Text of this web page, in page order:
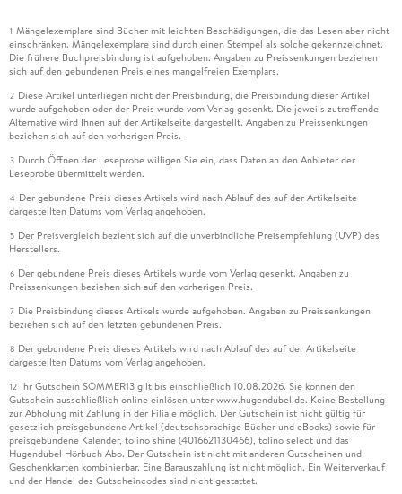
1 Mängelexemplare sind Bücher mit leichten Beschädigungen, die das Lesen aber nicht
einschränken. Mängelexemplare sind durch einen Stempel als solche gekennzeichnet.
Die frühere Buchpreisbindung ist aufgehoben. Angaben zu Preissenkungen beziehen
sich auf den gebundenen Preis eines mangelfreien Exemplars.
2 Diese Artikel unterliegen nicht der Preisbindung, die Preisbindung dieser Artikel
wurde aufgehoben oder der Preis wurde vom Verlag gesenkt. Die jeweils zutreffende
Alternative wird Ihnen auf der Artikelseite dargestellt. Angaben zu Preissenkungen
beziehen sich auf den vorherigen Preis.
3 Durch Öffnen der Leseprobe willigen Sie ein, dass Daten an den Anbieter der
Leseprobe übermittelt werden.
4 Der gebundene Preis dieses Artikels wird nach Ablauf des auf der Artikelseite
dargestellten Datums vom Verlag angehoben.
5 Der Preisvergleich bezieht sich auf die unverbindliche Preisempfehlung (UVP) des
Herstellers.
6 Der gebundene Preis dieses Artikels wurde vom Verlag gesenkt. Angaben zu
Preissenkungen beziehen sich auf den vorherigen Preis.
7 Die Preisbindung dieses Artikels wurde aufgehoben. Angaben zu Preissenkungen
beziehen sich auf den letzten gebundenen Preis.
8 Der gebundene Preis dieses Artikels wird nach Ablauf des auf der Artikelseite
dargestellten Datums vom Verlag angehoben.
12 Ihr Gutschein SOMMER13 gilt bis einschließlich 10.08.2026. Sie können den
Gutschein ausschließlich online einlösen unter www.hugendubel.de. Keine Bestellung
zur Abholung mit Zahlung in der Filiale möglich. Der Gutschein ist nicht gültig für
gesetzlich preisgebundene Artikel (deutschsprachige Bücher und eBooks) sowie für
preisgebundene Kalender, tolino shine (4016621130466), tolino select und das
Hugendubel Hörbuch Abo. Der Gutschein ist nicht mit anderen Gutscheinen und
Geschenkkarten kombinierbar. Eine Barauszahlung ist nicht möglich. Ein Weiterverkauf
und der Handel des Gutscheincodes sind nicht gestattet.